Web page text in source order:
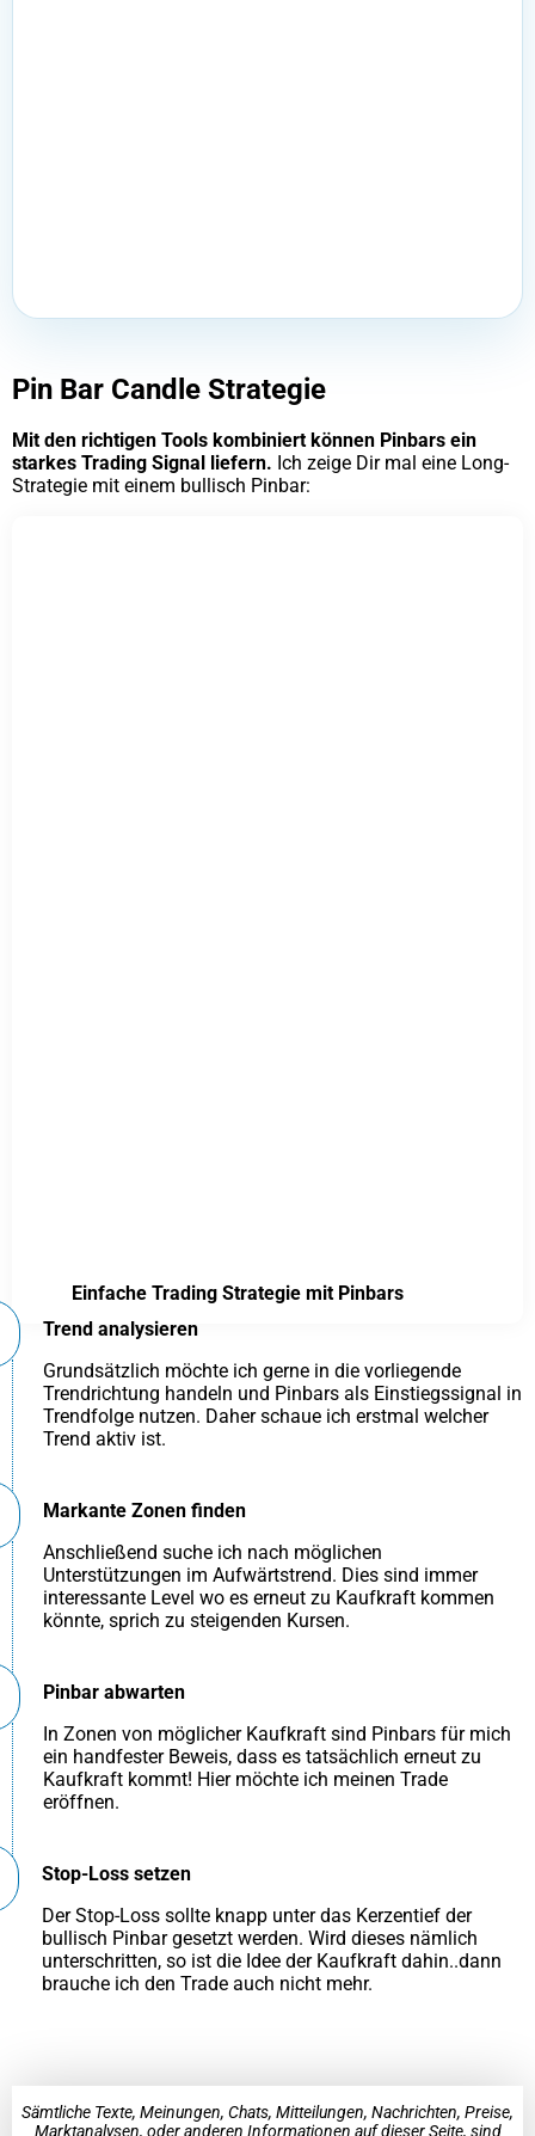
Pin Bar Candle Strategie
Mit den richtigen Tools kombiniert können Pinbars ein
starkes Trading Signal liefern. Ich zeige Dir mal eine Long-
Strategie mit einem bullisch Pinbar:
Einfache Trading Strategie mit Pinbars
Trend analysieren
Grundsätzlich möchte ich gerne in die vorliegende
Trendrichtung handeln und Pinbars als Einstiegssignal in
Trendfolge nutzen. Daher schaue ich erstmal welcher
Trend aktiv ist.
Markante Zonen finden
Anschließend suche ich nach möglichen
Unterstützungen im Aufwärtstrend. Dies sind immer
interessante Level wo es erneut zu Kaufkraft kommen
könnte, sprich zu steigenden Kursen.
Pinbar abwarten
In Zonen von möglicher Kaufkraft sind Pinbars für mich
ein handfester Beweis, dass es tatsächlich erneut zu
Kaufkraft kommt! Hier möchte ich meinen Trade
eröffnen.
Stop-Loss setzen
Der Stop-Loss sollte knapp unter das Kerzentief der
bullisch Pinbar gesetzt werden. Wird dieses nämlich
unterschritten, so ist die Idee der Kaufkraft dahin..dann
brauche ich den Trade auch nicht mehr.
Sämtliche Texte, Meinungen, Chats, Mitteilungen, Nachrichten, Preise,
Marktanalysen, oder anderen Informationen auf dieser Seite, sind